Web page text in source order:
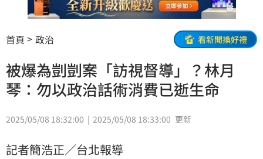
首頁 政治 看新聞換好禮
被爆為剴剴案「訪視督導」？林月
琴：勿以政治話術消費已逝生命
2025/05/08 18:32:00 2025/05/08 18:33:00 更新
記者簡浩正／台北報導